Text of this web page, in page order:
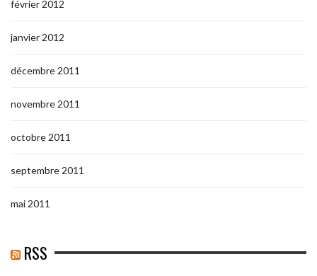
février 2012
janvier 2012
décembre 2011
novembre 2011
octobre 2011
septembre 2011
mai 2011
RSS